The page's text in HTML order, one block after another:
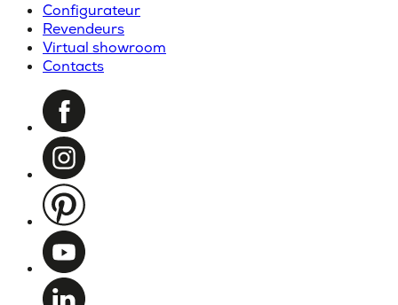
Configurateur
Revendeurs
Virtual showroom
Contacts